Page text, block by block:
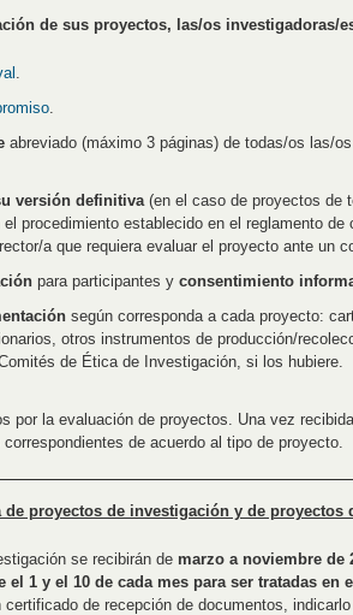
de sus proyectos, las/os investigadoras/
abreviado (máximo 3 páginas) de todas/os las/
versión definitiva (en el caso de proyectos de
procedimiento establecido en el reglamento
a que requiera evaluar el proyecto ante un
para participantes y consentimiento
según corresponda a cada proyecto:
otros instrumentos de producción/
de Ética de Investigación, si los hubiere.
por la evaluación de proyectos. Una vez
de acuerdo al tipo de proyecto.
de proyectos de investigación y de proyectos
se recibirán de marzo a noviembre de
el 1 y el 10 de cada mes para ser tratadas en
certificado de recepción de documentos,